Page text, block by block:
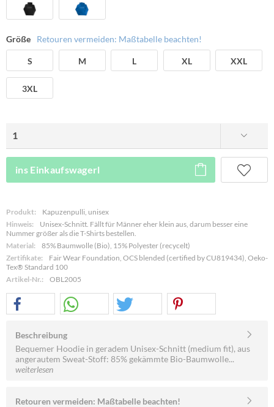
Größe Retouren vermeiden: Maßtabelle beachten!
S M L XL XXL
3XL
ins Einkaufswagerl
Produkt:
Kapuzenpulli, unisex
Hinweis:
Unisex-Schnitt. Fällt für Männer eher klein aus, darum besser eine
Nummer größer als die T-Shirts bestellen.
Material:
85% Baumwolle (Bio), 15% Polyester (recycelt)
Zertifikate:
Fair Wear Foundation, OCS blended (certified by CU819434), Oeko-
Tex® Standard 100
Artikel-Nr.:
OBL2005
Beschreibung
Bequemer Hoodie in geradem Unisex-Schnitt (medium fit), aus
angerautem Sweat-Stoff: 85% gekämmte Bio-Baumwolle...
weiterlesen
Retouren vermeiden: Maßtabelle beachten!